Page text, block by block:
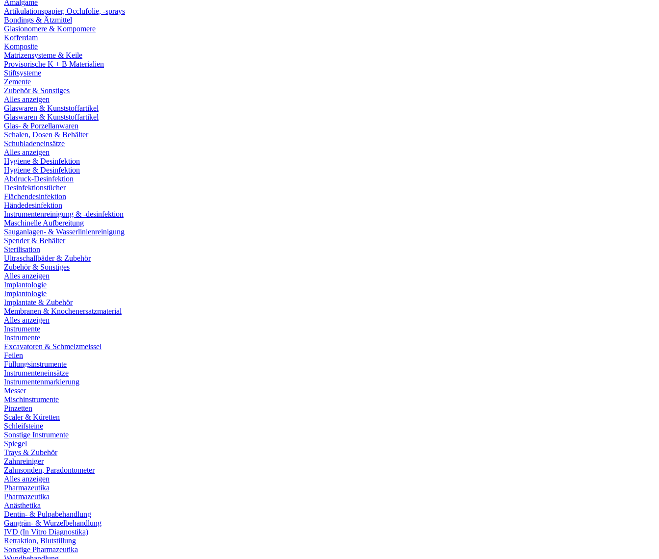
Amalgame
Artikulationspapier, Occlufolie, -sprays
Bondings & Ätzmittel
Glasionomere & Kompomere
Kofferdam
Komposite
Matrizensysteme & Keile
Provisorische K + B Materialien
Stiftsysteme
Zemente
Zubehör & Sonstiges
Alles anzeigen
Glaswaren & Kunststoffartikel
Glaswaren & Kunststoffartikel
Glas- & Porzellanwaren
Schalen, Dosen & Behälter
Schubladeneinsätze
Alles anzeigen
Hygiene & Desinfektion
Hygiene & Desinfektion
Abdruck-Desinfektion
Desinfektionstücher
Flächendesinfektion
Händedesinfektion
Instrumentenreinigung & -desinfektion
Maschinelle Aufbereitung
Sauganlagen- & Wasserlinienreinigung
Spender & Behälter
Sterilisation
Ultraschallbäder & Zubehör
Zubehör & Sonstiges
Alles anzeigen
Implantologie
Implantologie
Implantate & Zubehör
Membranen & Knochenersatzmaterial
Alles anzeigen
Instrumente
Instrumente
Excavatoren & Schmelzmeissel
Feilen
Füllungsinstrumente
Instrumenteneinsätze
Instrumentenmarkierung
Messer
Mischinstrumente
Pinzetten
Scaler & Küretten
Schleifsteine
Sonstige Instrumente
Spiegel
Trays & Zubehör
Zahnreiniger
Zahnsonden, Paradontometer
Alles anzeigen
Pharmazeutika
Pharmazeutika
Anästhetika
Dentin- & Pulpabehandlung
Gangrän- & Wurzelbehandlung
IVD (In Vitro Diagnostika)
Retraktion, Blutstillung
Sonstige Pharmazeutika